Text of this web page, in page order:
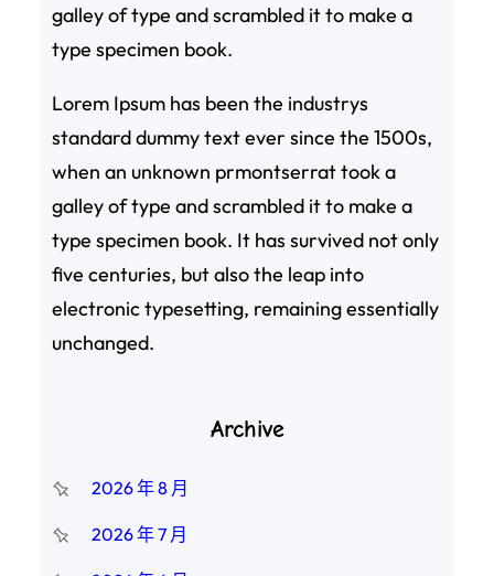
galley of type and scrambled it to make a
type specimen book.
Lorem Ipsum has been the industrys
standard dummy text ever since the 1500s,
when an unknown prmontserrat took a
galley of type and scrambled it to make a
type specimen book. It has survived not only
five centuries, but also the leap into
electronic typesetting, remaining essentially
unchanged.
Archive
2026 年 8 月
2026 年 7 月